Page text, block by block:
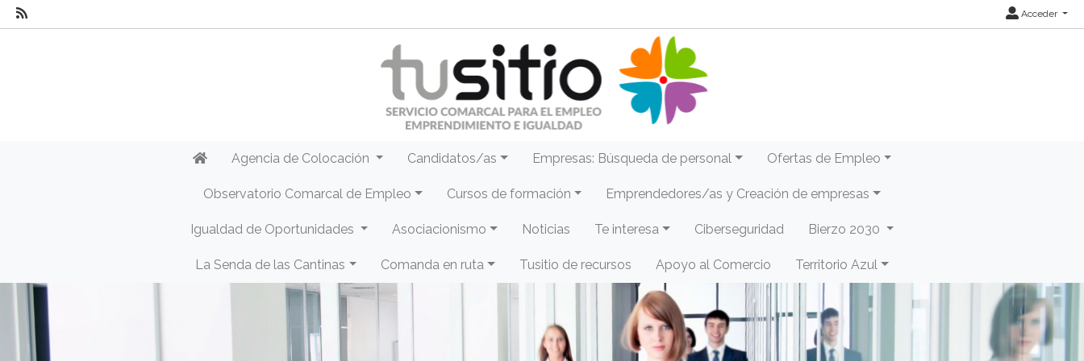
Acceder
Agencia de Colocación Candidatos/as Empresas: Búsqueda de personal Ofertas de Empleo
Observatorio Comarcal de Empleo Cursos de formación Emprendedores/as y Creación de empresas
Igualdad de Oportunidades Asociacionismo Noticias Te interesa Ciberseguridad Bierzo 2030
La Senda de las Cantinas Comanda en ruta Tusitio de recursos Apoyo al Comercio Territorio Azul